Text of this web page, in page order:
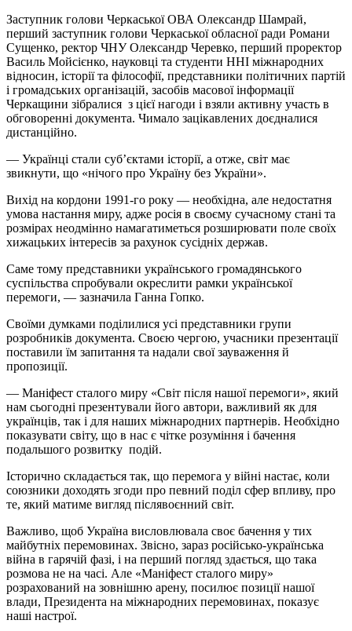
Заступник голови Черкаської ОВА Олександр Шамрай,
перший заступник голови Черкаської обласної ради Романи
Сущенко, ректор ЧНУ Олександр Черевко, перший проректор
Василь Мойсієнко, науковці та студенти ННІ міжнародних
відносин, історії та філософії, представники політичних партій
і громадських організацій, засобів масової інформації
Черкащини зібралися з цієї нагоди і взяли активну участь в
обговоренні документа. Чимало зацікавлених доєдналися
дистанційно.
— Українці стали суб’єктами історії, а отже, світ має
звикнути, що «нічого про Україну без України».
Вихід на кордони 1991-го року — необхідна, але недостатня
умова настання миру, адже росія в своєму сучасному стані та
розмірах неодмінно намагатиметься розширювати поле своїх
хижацьких інтересів за рахунок сусідніх держав.
Саме тому представники українського громадянського
суспільства спробували окреслити рамки української
перемоги, — зазначила Ганна Гопко.
Своїми думками поділилися усі представники групи
розробників документа. Своєю чергою, учасники презентації
поставили їм запитання та надали свої зауваження й
пропозиції.
— Маніфест сталого миру «Світ після нашої перемоги», який
нам сьогодні презентували його автори, важливий як для
українців, так і для наших міжнародних партнерів. Необхідно
показувати світу, що в нас є чітке розуміння і бачення
подальшого розвитку подій.
Історично складається так, що перемога у війні настає, коли
союзники доходять згоди про певний поділ сфер впливу, про
те, який матиме вигляд післявоєнний світ.
Важливо, щоб Україна висловлювала своє бачення у тих
майбутніх перемовинах. Звісно, зараз російсько-українська
війна в гарячій фазі, і на перший погляд здається, що така
розмова не на часі. Але «Маніфест сталого миру»
розрахований на зовнішню арену, посилює позиції нашої
влади, Президента на міжнародних перемовинах, показує
наші настрої.